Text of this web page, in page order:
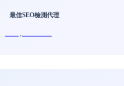
最佳SEO檢測代理
泰國